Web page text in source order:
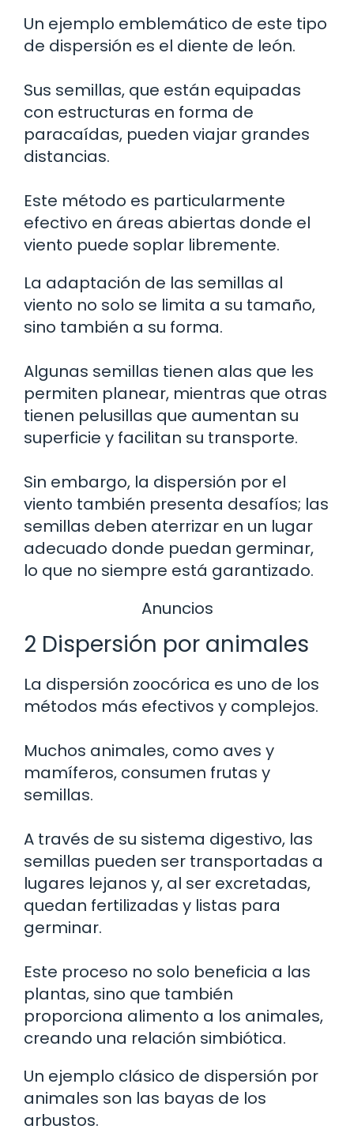
Un ejemplo emblemático de este tipo
de dispersión es el diente de león.
Sus semillas, que están equipadas
con estructuras en forma de
paracaídas, pueden viajar grandes
distancias.
Este método es particularmente
efectivo en áreas abiertas donde el
viento puede soplar libremente.
La adaptación de las semillas al
viento no solo se limita a su tamaño,
sino también a su forma.
Algunas semillas tienen alas que les
permiten planear, mientras que otras
tienen pelusillas que aumentan su
superficie y facilitan su transporte.
Sin embargo, la dispersión por el
viento también presenta desafíos; las
semillas deben aterrizar en un lugar
adecuado donde puedan germinar,
lo que no siempre está garantizado.
Anuncios
2 Dispersión por animales
La dispersión zoocórica es uno de los
métodos más efectivos y complejos.
Muchos animales, como aves y
mamíferos, consumen frutas y
semillas.
A través de su sistema digestivo, las
semillas pueden ser transportadas a
lugares lejanos y, al ser excretadas,
quedan fertilizadas y listas para
germinar.
Este proceso no solo beneficia a las
plantas, sino que también
proporciona alimento a los animales,
creando una relación simbiótica.
Un ejemplo clásico de dispersión por
animales son las bayas de los
arbustos.